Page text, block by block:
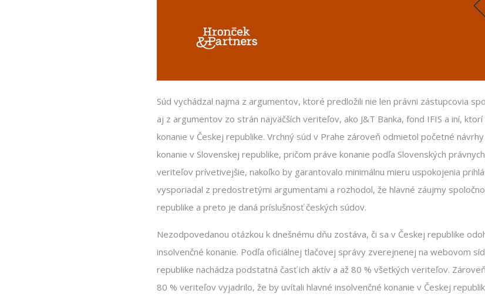
Súd vychádzal najmä z argumentov, ktoré predložili nie len právni zástupcovia
aj z argumentov zo strán najväčších veriteľov, ako J&T Banka, fond IFIS a iní,
konanie v Českej republike. Vrchný súd v Prahe zároveň odmietol početné
konanie v Slovenskej republike, pričom práve konanie podľa Slovenských
veriteľov prívetivejšie, nakoľko by garantovalo minimálnu mieru uspokojenia
vysporiadal z predostretými argumentami a rozhodol, že hlavné záujmy
republike a preto je daná príslušnosť českých súdov.
Nezodpovedanou otázkou k dnešnému dňu zostáva, či sa v Českej republike
insolvenčné konanie. Podľa oficiálnej tlačovej správy zverejnenej na webovom
republike nachádza podstatná časť ich aktív a až 80 % všetkých veriteľov.
80 % veriteľov vyjadrilo, že by uvítali hlavné insolvenčné konanie v Českej